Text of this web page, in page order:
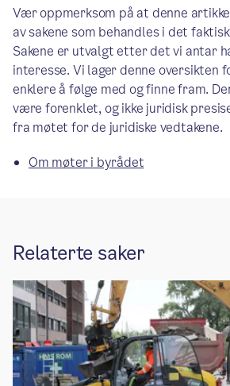
Vær oppmerksom på at denne
av sakene som behandles i det
Sakene er utvalgt etter det vi antar
interesse. Vi lager denne oversikten
enklere å følge med og finne fram.
være forenklet, og ikke juridisk
fra møtet for de juridiske vedtakene.
Om møter i byrådet
Relaterte saker